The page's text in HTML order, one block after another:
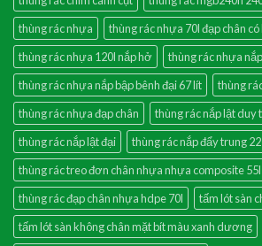
thùng rác nhựa
thùng rác nhựa 70l đạp chân có
thùng rác nhựa 120l nắp hở
thùng rác nhựa
thùng rác nhựa nắp bập bênh đại 67 lít
thùng
thùng rác nhựa đạp chân
thùng rác nắp lật duy
thùng rác nắp lật đại
thùng rác nắp đẩy trung
thùng rác treo đơn chân nhựa nhựa composite 55l
thùng rác đạp chân nhựa hdpe 70l
tấm lót sàn
tấm lót sàn không chân mặt bít màu xanh dương